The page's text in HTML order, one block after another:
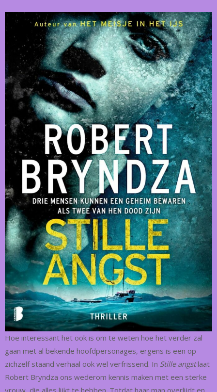
Hoe interessant het ook is om te weten hoe het verder zal
gaan met al bekende hoofdpersonages, ergens is een op
zichzelf staand verhaal ook wel verfrissend. In Stille angstlaat
Robert Bryndza ons wederom kennis maken met een sterke